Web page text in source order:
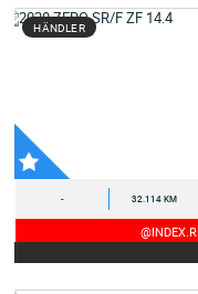
HÄNDLER
- 32.114 KM